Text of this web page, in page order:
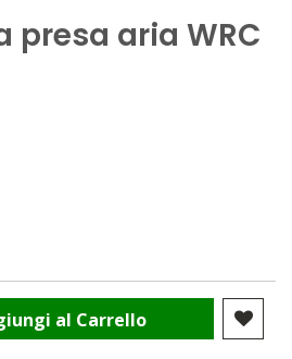
presa aria WRC
al Carrello